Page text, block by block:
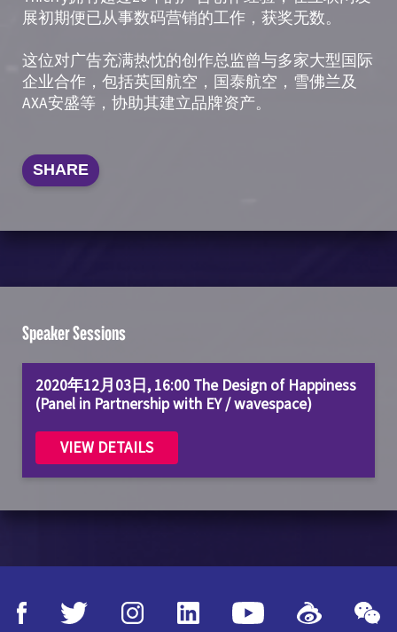
展初期便已从事数码营销的工作，获奖无数。
这位对广告充满热忱的创作总监曾与多家大型国际
企业合作，包括英国航空，国泰航空，雪佛兰及
AXA安盛等，协助其建立品牌资产。
SHARE
Speaker Sessions
2020年12月03日, 16:00 The Design of Happiness
(Panel in Partnership with EY / wavespace)
VIEW DETAILS